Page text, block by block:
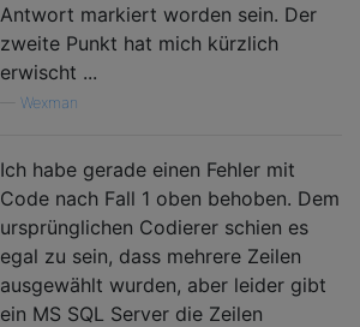
Antwort markiert worden sein. Der
zweite Punkt hat mich kürzlich
erwischt ...
Wexman
Ich habe gerade einen Fehler mit
Code nach Fall 1 oben behoben. Dem
ursprünglichen Codierer schien es
egal zu sein, dass mehrere Zeilen
ausgewählt wurden, aber leider gibt
ein MS SQL Server die Zeilen